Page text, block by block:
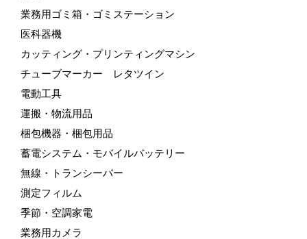
業務用ゴミ箱・ゴミステーション
医科器機
カッティング・プリンティングマシン
チューブマーカー レタツイン
電動工具
運搬・物流用品
梱包機器・梱包用品
蓄電システム・モバイルバッテリー
無線・トランシーバー
測定フィルム
季節・空調家電
業務用カメラ